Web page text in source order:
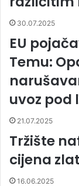
30.07.2025
EU
Temu:
uvoz pod
21.07.2025
Tržište
cijena
16.06.2025